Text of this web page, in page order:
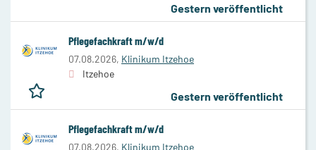
Gestern veröffentlicht
Pflegefachkraft m/w/d
07.08.2026, Klinikum Itzehoe
Itzehoe
Gestern veröffentlicht
Pflegefachkraft m/w/d
07.08.2026, Klinikum Itzehoe